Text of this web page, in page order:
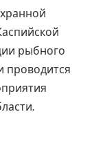
рыбного
проводится